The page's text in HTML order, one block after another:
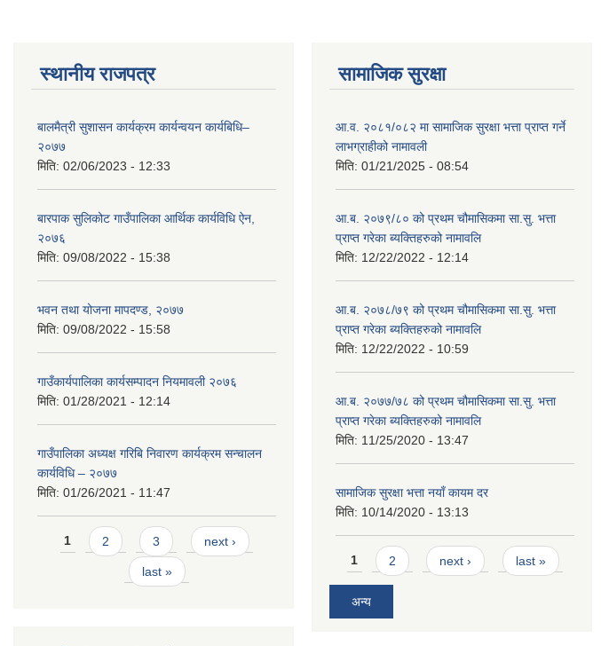
स्थानीय राजपत्र
बालमैत्री सुशासन कार्यक्रम कार्यन्वयन कार्यबिधि–
२०७७
मिति: 02/06/2023 - 12:33
बारपाक सुलिकोट गाउँपालिका आर्थिक कार्यविधि ऐन,
२०७६
मिति: 09/08/2022 - 15:38
भवन तथा योजना मापदण्ड, २०७७
मिति: 09/08/2022 - 15:58
गाउँकार्यपालिका कार्यसम्पादन नियमावली २०७६
मिति: 01/28/2021 - 12:14
गाउँपालिका अध्यक्ष गरिबि निवारण कार्यक्रम सन्चालन
कार्यविधि – २०७७
मिति: 01/26/2021 - 11:47
Pages
1 2 3 next ›
last »
सामाजिक सुरक्षा
आ.व. २०८१/०८२ मा सामाजिक सुरक्षा भत्ता प्राप्त गर्ने
लाभग्राहीको नामावली
मिति: 01/21/2025 - 08:54
आ.ब. २०७९/८० को प्रथम चौमासिकमा सा.सु. भत्ता
प्राप्त गरेका ब्यक्तिहरुको नामावलि
मिति: 12/22/2022 - 12:14
आ.ब. २०७८/७९ को प्रथम चौमासिकमा सा.सु. भत्ता
प्राप्त गरेका ब्यक्तिहरुको नामावलि
मिति: 12/22/2022 - 10:59
आ.ब. २०७७/७८ को प्रथम चौमासिकमा सा.सु. भत्ता
प्राप्त गरेका ब्यक्तिहरुको नामावलि
मिति: 11/25/2020 - 13:47
सामाजिक सुरक्षा भत्ता नयाँ कायम दर
मिति: 10/14/2020 - 13:13
Pages
1 2 next › last »
अन्य